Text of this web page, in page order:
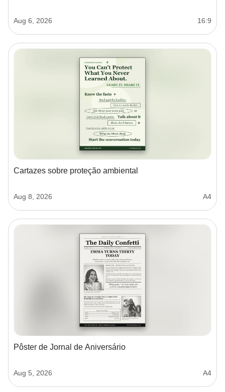
Aug 6, 2026 16:9
Cartazes sobre proteção ambiental
Aug 8, 2026 A4
Pôster de Jornal de Aniversário
Aug 5, 2026 A4